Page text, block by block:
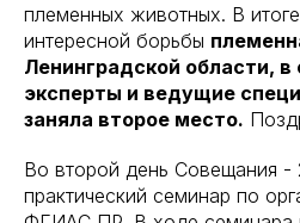
племенных животных. В
интересной борьбы
Ленинградской области, в
эксперты и ведущие
заняла второе место.
Во второй день Совещания -
практический семинар по